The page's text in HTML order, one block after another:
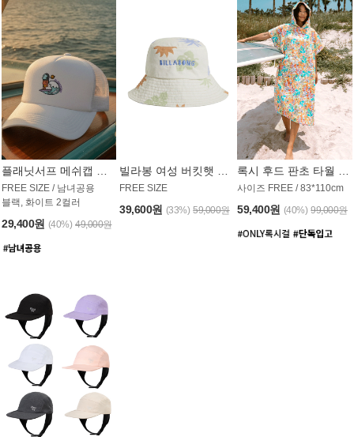
FREE SIZE / 남녀공용
블랙, 화이트 2컬러
29,400원 (40%) 49,000원
FREE SIZE
39,600원 (33%) 59,000원
사이즈 FREE / 83*110cm
59,400원 (40%) 99,000원